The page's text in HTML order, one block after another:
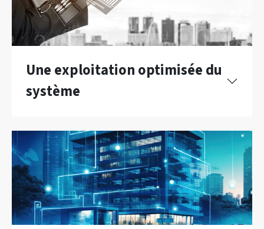
Une exploitation optimisée du
système